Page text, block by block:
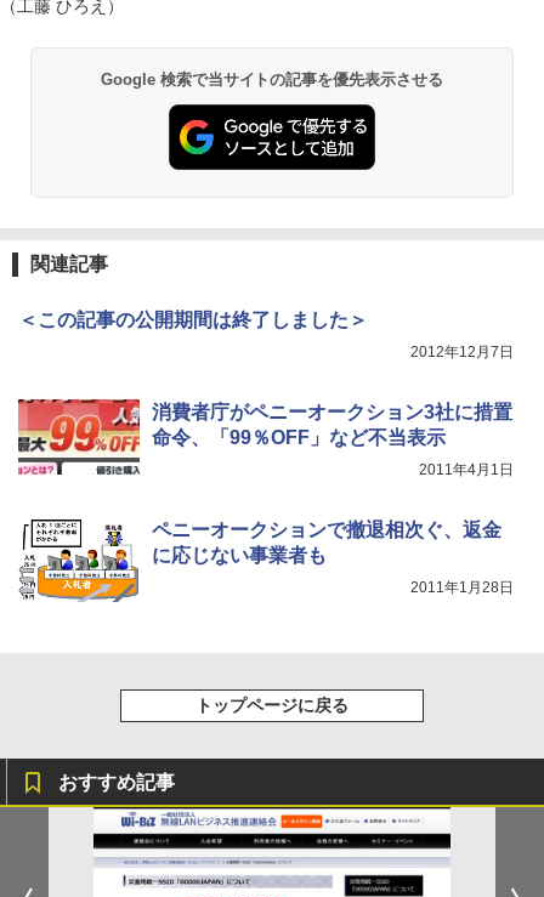
（工藤 ひろえ）
Google 検索で当サイトの記事を優先表示させる
関連記事
＜この記事の公開期間は終了しました＞
2012年12月7日
消費者庁がペニーオークション3社に措置
命令、「99％OFF」など不当表示
2011年4月1日
ペニーオークションで撤退相次ぐ、返金
に応じない事業者も
2011年1月28日
トップページに戻る
おすすめ記事